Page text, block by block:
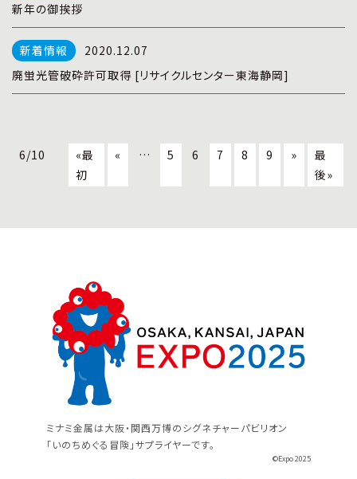
新年の御挨拶
2020.12.07
廃蛍光管破砕許可取得 [リサイクルセンター東海静岡]
6/10
«最
初
« … 5 6 7 8 9 »
最
後»
ミナミ金属は大阪・関西万博のシグネチャーパビリオン
「いのちめぐる冒険」サプライヤーです。
©Expo 2025